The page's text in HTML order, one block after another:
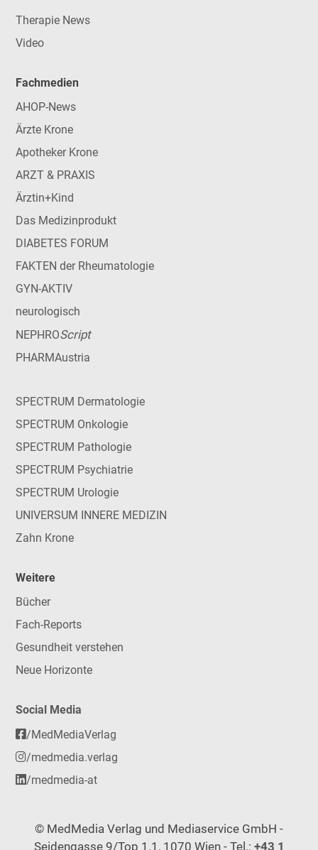
Therapie News
Video
Fachmedien
AHOP-News
Ärzte Krone
Apotheker Krone
ARZT & PRAXIS
Ärztin+Kind
Das Medizinprodukt
DIABETES FORUM
FAKTEN der Rheumatologie
GYN-AKTIV
neurologisch
NEPHROScript
PHARMAustria
SPECTRUM Dermatologie
SPECTRUM Onkologie
SPECTRUM Pathologie
SPECTRUM Psychiatrie
SPECTRUM Urologie
UNIVERSUM INNERE MEDIZIN
Zahn Krone
Weitere
Bücher
Fach-Reports
Gesundheit verstehen
Neue Horizonte
Social Media
/MedMediaVerlag
/medmedia.verlag
/medmedia-at
© MedMedia Verlag und Mediaservice GmbH -
Seidengasse 9/Top 1.1, 1070 Wien - Tel.: +43 1